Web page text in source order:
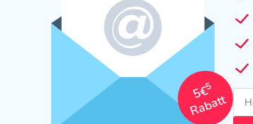
5€
5
Rabatt